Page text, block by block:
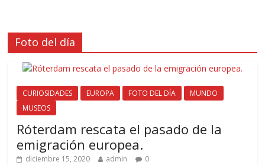
Foto del día
CURIOSIDADES EUROPA FOTO DEL DÍA
MUNDO
MUSEOS
Róterdam rescata el pasado de la
emigración europea.
diciembre 15, 2020 admin 0